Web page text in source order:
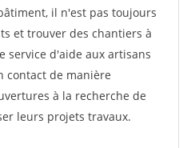
il n'est pas toujours
et trouver des chantiers à
service d'aide aux artisans
contact de manière
à la recherche de
leurs projets travaux.